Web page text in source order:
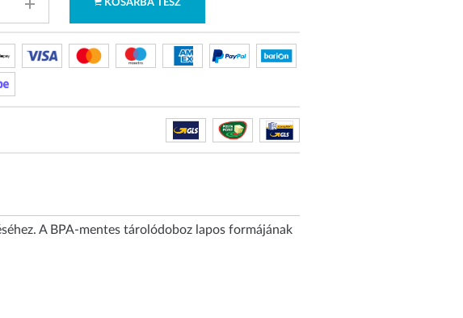
KOSÁRBA TESZ
A BPA-mentes tárolódoboz lapos formájának